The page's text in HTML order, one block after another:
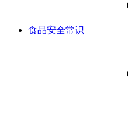
食品安全常识